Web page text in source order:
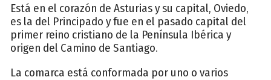
Está en el corazón de Asturias y su capital, Oviedo,
es la del Principado y fue en el pasado capital del
primer reino cristiano de la Península Ibérica y
origen del Camino de Santiago.
La comarca está conformada por uno o varios